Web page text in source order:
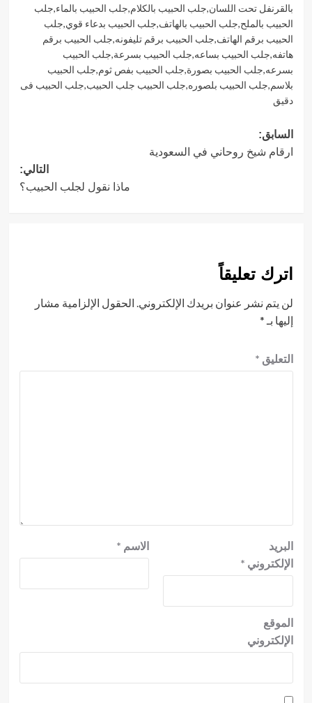
بالقرنفل تحت اللسان,جلب الحبيب بالكلام,جلب الحبيب بالماء,جلب
الحبيب بالملح,جلب الحبيب بالهاتف,جلب الحبيب بدعاء قوي,جلب
الحبيب برقم الهاتف,جلب الحبيب برقم تليفونه,جلب الحبيب برقم
هاتفه,جلب الحبيب بساعه,جلب الحبيب بسرعة,جلب الحبيب
بسرعه,جلب الحبيب بصورة,جلب الحبيب بفص ثوم,جلب الحبيب
بلاسم,جلب الحبيب بلصوره,جلب الحبيب جلب الحبيب,جلب الحبيب فى
دقيق
تصفّح
المقالات
السابق:
ارقام شيخ روحاني في السعودية
التالي:
ماذا نقول لجلب الحبيب؟
اترك تعليقاً
لن يتم نشر عنوان بريدك الإلكتروني. الحقول الإلزامية مشار
إليها بـ *
التعليق *
الاسم *
البريد
الإلكتروني *
الموقع
الإلكتروني